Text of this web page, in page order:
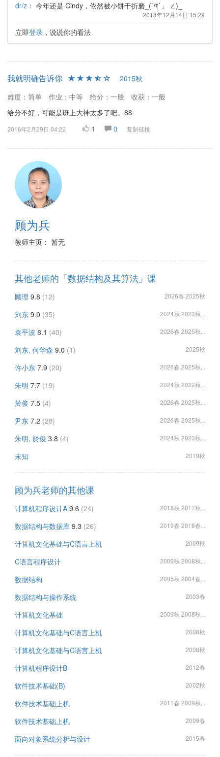
dr/z ： 今年还是 Cindy，依然被小饼干折磨_(´ཀ`」 ∠)_
2018年12月14日 15:29
立即登录 ，说说你的看法
我就明确告诉你
2015秋
难度：简单
作业：中等 给分：一般
收获：一般
给分不好，可能是班上大神太多了吧。88
2016年2月29日 04:22 1 0 复制链接
顾为兵
教师主页： 暂无
其他老师的「数据结构及其算法」课
顾理 9.8 (12) 2026春 2025秋
刘东 9.0 (35) 2024秋 2023秋...
袁平波 8.1 (40) 2026春 2025秋...
刘东, 何华森 9.0 (1) 2025秋
许小东 7.9 (20) 2026春 2025秋...
朱明 7.7 (19) 2024秋 2022秋...
於俊 7.5 (4) 2026春 2025秋...
尹东 7.2 (28) 2026春 2025秋...
朱明, 於俊 3.8 (4) 2024秋 2023秋...
未知 2019秋
顾为兵老师的其他课
计算机程序设计A 9.6 (24) 2018秋 2017秋...
数据结构与数据库 9.3 (26) 2019春 2018春...
计算机文化基础与C语言上机 2009秋
C语言程序设计 2009秋 2008秋...
数据结构 2005秋 2004春...
数据结构与操作系统 2003春
计算机文化基础 2009秋 2008秋...
计算机文化基础与C语言上机 2008秋
计算机文化基础与C语言上机 2008秋
计算机程序设计B 2012春
软件技术基础(B) 2002秋
软件技术基础上机 2011春 2009秋...
软件技术基础上机 2009春
面向对象系统分析与设计 2015春